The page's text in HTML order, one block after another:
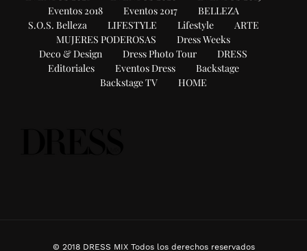
Eventos 2018
Eventos 2017
BELLEZA
S.O.S. Belleza
LIFESTYLE Lifestyle
ARTE
MUJERES PODEROSAS
Dress Weeks
Deco & Design
Dress Photo Tour
DRESS
Editoriales
Eventos Dress
Backstage
Backstage TV
HOME
© 2018 DRESS MIX Todos los derechos reservados